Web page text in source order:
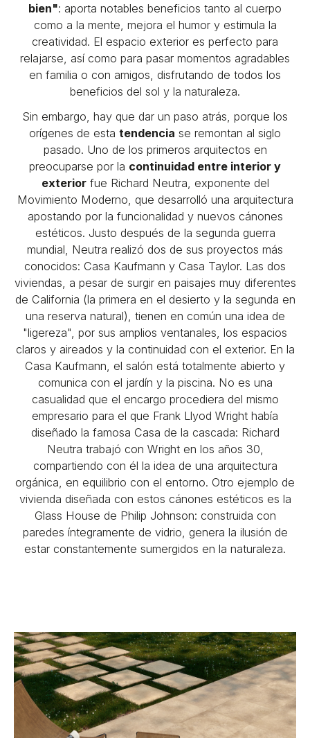
bien": aporta notables beneficios tanto al cuerpo
como a la mente, mejora el humor y estimula la
creatividad. El espacio exterior es perfecto para
relajarse, así como para pasar momentos agradables
en familia o con amigos, disfrutando de todos los
beneficios del sol y la naturaleza.
Sin embargo, hay que dar un paso atrás, porque los
orígenes de esta tendencia se remontan al siglo
pasado. Uno de los primeros arquitectos en
preocuparse por la continuidad entre interior y
exteriorfue Richard Neutra, exponente del
Movimiento Moderno, que desarrolló una arquitectura
apostando por la funcionalidad y nuevos cánones
estéticos. Justo después de la segunda guerra
mundial, Neutra realizó dos de sus proyectos más
conocidos: Casa Kaufmann y Casa Taylor. Las dos
viviendas, a pesar de surgir en paisajes muy diferentes
de California (la primera en el desierto y la segunda en
una reserva natural), tienen en común una idea de
"ligereza", por sus amplios ventanales, los espacios
claros y aireados y la continuidad con el exterior. En la
Casa Kaufmann, el salón está totalmente abierto y
comunica con el jardín y la piscina. No es una
casualidad que el encargo procediera del mismo
empresario para el que Frank Llyod Wright había
diseñado la famosa Casa de la cascada: Richard
Neutra trabajó con Wright en los años 30,
compartiendo con él la idea de una arquitectura
orgánica, en equilibrio con el entorno. Otro ejemplo de
vivienda diseñada con estos cánones estéticos es la
Glass House de Philip Johnson: construida con
paredes íntegramente de vidrio, genera la ilusión de
estar constantemente sumergidos en la naturaleza.